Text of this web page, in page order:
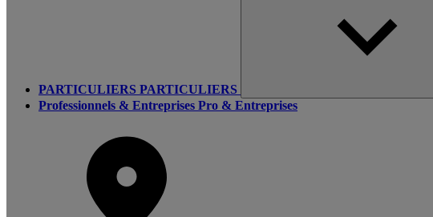
PARTICULIERS PARTICULIERS
Professionnels & Entreprises Pro & Entreprises